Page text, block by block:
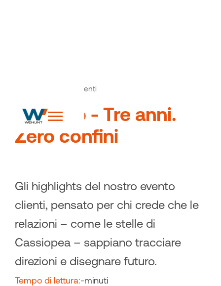
Articoli ed eventi
Wiaggio - Tre anni.
Zero confini
Gli highlights del nostro evento
clienti, pensato per chi crede che le
relazioni – come le stelle di
Cassiopea – sappiano tracciare
direzioni e disegnare futuro.
Tempo di lettura:-minuti